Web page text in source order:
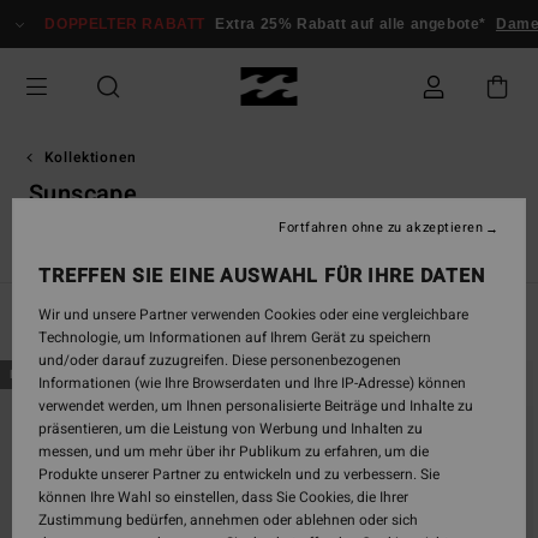
zur
Auswahl
springen
DOPPELTER RABATT Extra 25% Rabatt auf alle angebote*
Kollektionen
Sunscape
Filtern & Sortieren 31Ergebnisse
Direkt
zu
Filterkriterien
springen
Überspringen
und
filtern
BRANDNEU BRANDNEU
TREFFEN SIE EINE AUSWAHL FÜR IHRE DATEN
Wir und unsere Partner verwenden Cookies oder eine vergleichbare
Technologie, um Informationen auf Ihrem Gerät zu speichern
und/oder darauf zuzugreifen. Diese personenbezogenen
Informationen (wie Ihre Browserdaten und Ihre IP-Adresse) können
verwendet werden, um Ihnen personalisierte Beiträge und Inhalte zu
präsentieren, um die Leistung von Werbung und Inhalten zu
messen, und um mehr über ihr Publikum zu erfahren, um die
Produkte unserer Partner zu entwickeln und zu verbessern. Sie
können Ihre Wahl so einstellen, dass Sie Cookies, die Ihrer
Zustimmung bedürfen, annehmen oder ablehnen oder sich
Fortfahren ohne zu akzeptieren